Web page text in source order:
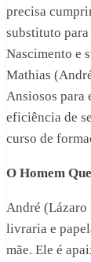
precisa
substituto
Nascimento e
Mathias
Ansiosos para
eficiência de
curso de
O Homem
André (Lázaro
livraria e
mãe. Ele é